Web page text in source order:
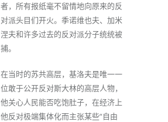
者，所有报纸毫不留情地向原来的反
对派头目们开火。季诺维也夫、加米
涅夫和许多过去的反对派分子统统被
捕。
在当时的苏共高层，基洛夫是唯一一
位敢于公开反对斯大林的高层人物，
他关心人民能否吃饱肚子，在经济上
他反对极端集体化而主张某些“自由